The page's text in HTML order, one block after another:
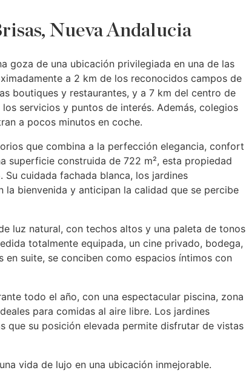
Nueva Andalucia
goza de una ubicación privilegiada en una de las
a 2 km de los reconocidos campos de
boutiques y restaurantes, y a 7 km del centro de
servicios y puntos de interés. Además, colegios
a pocos minutos en coche.
que combina a la perfección elegancia, confort
superficie construida de 722 m², esta propiedad
cuidada fachada blanca, los jardines
la bienvenida y anticipan la calidad que se percibe
luz natural, con techos altos y una paleta de tonos
totalmente equipada, un cine privado, bodega,
suite, se conciben como espacios íntimos con
todo el año, con una espectacular piscina, zona
para comidas al aire libre. Los jardines
que su posición elevada permite disfrutar de vistas
vida de lujo en una ubicación inmejorable.